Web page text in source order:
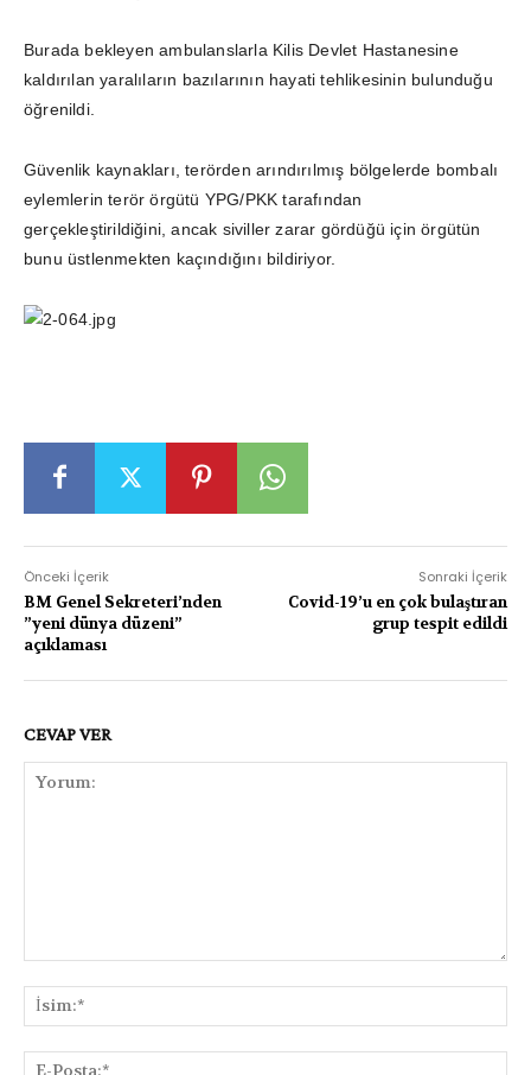
Burada bekleyen ambulanslarla Kilis Devlet Hastanesine
kaldırılan yaralıların bazılarının hayati tehlikesinin bulunduğu
öğrenildi.
Güvenlik kaynakları, terörden arındırılmış bölgelerde bombalı
eylemlerin terör örgütü YPG/PKK tarafından
gerçekleştirildiğini, ancak siviller zarar gördüğü için örgütün
bunu üstlenmekten kaçındığını bildiriyor.
Önceki İçerik
BM Genel Sekreteri’nden
”yeni dünya düzeni”
açıklaması
Sonraki İçerik
Covid-19’u en çok bulaştıran
grup tespit edildi
CEVAP VER